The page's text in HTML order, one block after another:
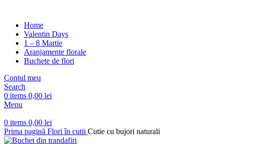
Home
Valentin Days
1 – 8 Martie
Aranjamente florale
Buchete de flori
Contul meu
Search
0 items 0,00 lei
Menu
0 items 0,00 lei
Prima pagină Flori în cutii Cutie cu bujori naturali